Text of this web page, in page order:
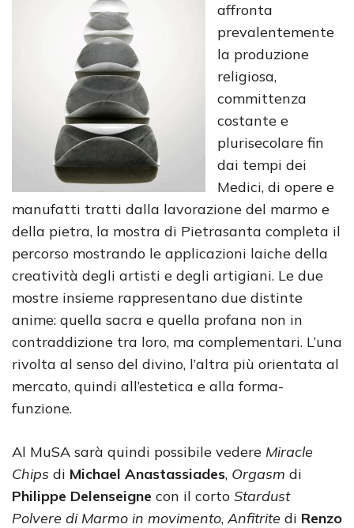
affronta
prevalentemente
la produzione
religiosa,
committenza
costante e
plurisecolare fin
dai tempi dei
Medici, di opere e
manufatti tratti dalla lavorazione del marmo e
della pietra, la mostra di Pietrasanta completa il
percorso mostrando le applicazioni laiche della
creatività degli artisti e degli artigiani. Le due
mostre insieme rappresentano due distinte
anime: quella sacra e quella profana non in
contraddizione tra loro, ma complementari. L’una
rivolta al senso del divino, l’altra più orientata al
mercato, quindi all’estetica e alla forma-
funzione.
Al MuSA sarà quindi possibile vedere Miracle
Chips di Michael Anastassiades, Orgasm di
Philippe Delenseigne con il corto Stardust
Polvere di Marmo in movimento,Anfitrite di Renzo